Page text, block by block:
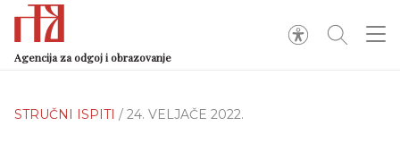
Agencija za odgoj i obrazovanje
STRUČNI ISPITI / 24. VELJAČE 2022.